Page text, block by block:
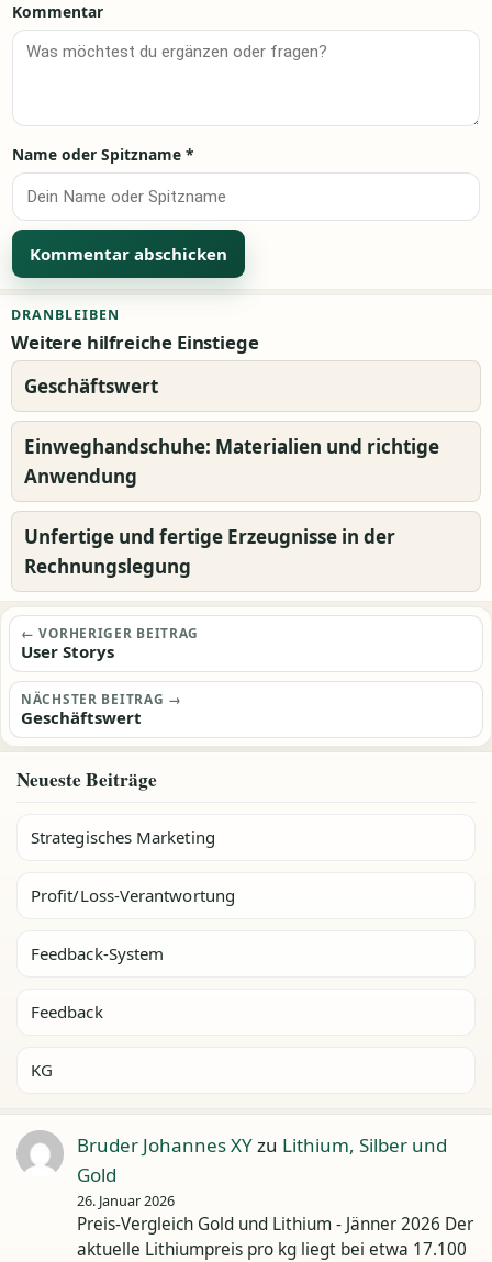
Kommentar
Name oder Spitzname *
DRANBLEIBEN
Weitere hilfreiche Einstiege
Geschäftswert
Einweghandschuhe: Materialien und richtige
Anwendung
Unfertige und fertige Erzeugnisse in der
Rechnungslegung
Beitragsnavigation
← VORHERIGER BEITRAG
User Storys
NÄCHSTER BEITRAG →
Geschäftswert
Neueste Beiträge
Strategisches Marketing
Profit/Loss-Verantwortung
Feedback-System
Feedback
KG
Bruder Johannes XYzu Lithium, Silber und
Gold
26. Januar 2026
Preis-Vergleich Gold und Lithium - Jänner 2026 Der
aktuelle Lithiumpreis pro kg liegt bei etwa 17.100